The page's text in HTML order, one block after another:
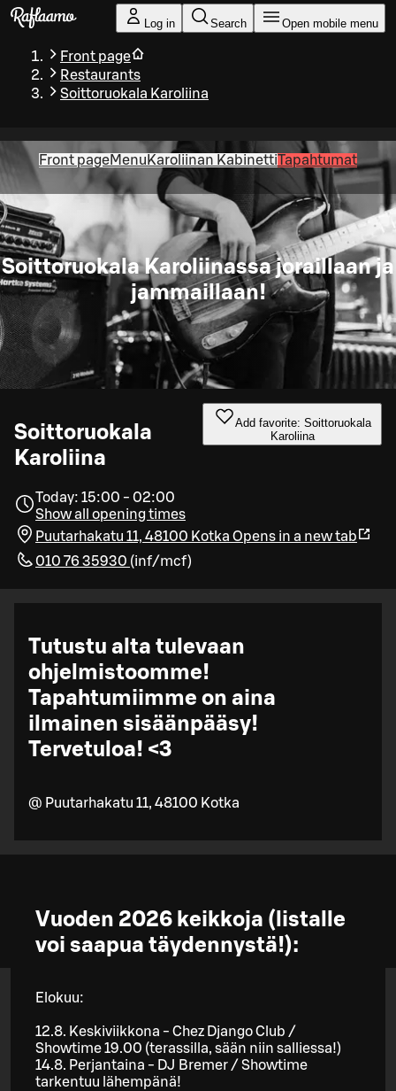
Skip to main content
Log in Search Open mobile menu
Front page
Restaurants
Soittoruokala Karoliina
Front pageMenu Karoliinan KabinettiTapahtumat
Soittoruokala Karoliinassa joraillaan ja
jammaillaan!
Soittoruokala
Karoliina
Add favorite: Soittoruokala
Karoliina
Today: 15:00 - 02:00
Show all opening times
Puutarhakatu 11, 48100 Kotka Opens in a new tab
010 76 35930 (inf/mcf)
Tutustu alta tulevaan
ohjelmistoomme!
Tapahtumiimme on aina
ilmainen sisäänpääsy!
Tervetuloa! <3
@ Puutarhakatu 11, 48100 Kotka
Vuoden 2026 keikkoja (listalle
voi saapua täydennystä!):
Elokuu:
12.8. Keskiviikkona - Chez Django Club /
Showtime 19.00 (terassilla, sään niin salliessa!)
14.8. Perjantaina - DJ Bremer / Showtime
tarkentuu lähempänä!